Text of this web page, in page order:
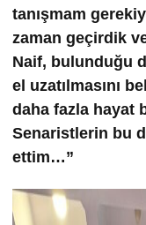
tanışmam
zaman geçirdik
Naif, bulunduğu
el uzatılmasını
daha fazla hayat
Senaristlerin bu
ettim…”